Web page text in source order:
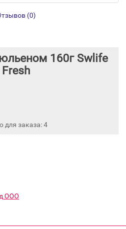
(0)
160г Swlife
Fresh
для заказа: 4
ООО